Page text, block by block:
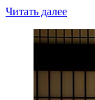
Читать далее